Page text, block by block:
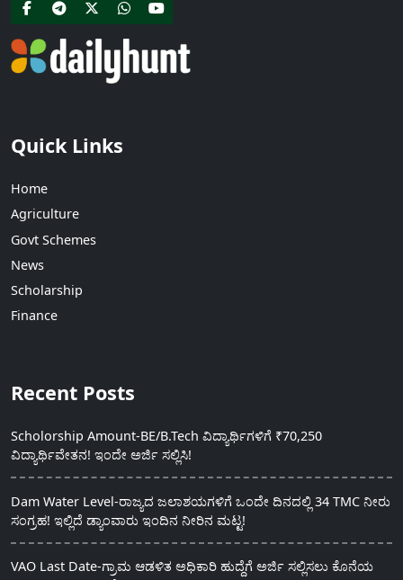
Quick Links
Home
Agriculture
Govt Schemes
News
Scholarship
Finance
Recent Posts
Scholorship Amount-BE/B.Tech ವಿದ್ಯಾರ್ಥಿಗಳಿಗೆ ₹70,250
ವಿದ್ಯಾರ್ಥಿವೇತನ! ಇಂದೇ ಅರ್ಜಿ ಸಲ್ಲಿಸಿ!
Dam Water Level-ರಾಜ್ಯದ ಜಲಾಶಯಗಳಿಗೆ ಒಂದೇ ದಿನದಲ್ಲಿ 34 TMC ನೀರು
ಸಂಗ್ರಹ! ಇಲ್ಲಿದೆ ಡ್ಯಾಂವಾರು ಇಂದಿನ ನೀರಿನ ಮಟ್ಟ!
VAO Last Date-ಗ್ರಾಮ ಆಡಳಿತ ಅಧಿಕಾರಿ ಹುದ್ದೆಗೆ ಅರ್ಜಿ ಸಲ್ಲಿಸಲು ಕೊನೆಯ